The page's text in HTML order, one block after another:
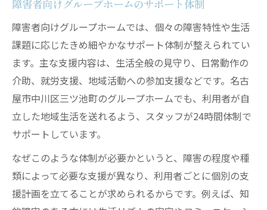
障害者向けグループホームのサポート体制
障害者向けグループホームでは、個々の障害特性や生活
課題に応じたきめ細やかなサポート体制が整えられてい
ます。主な支援内容は、生活全般の見守り、日常動作の
介助、就労支援、地域活動への参加支援などです。名古
屋市中川区三ツ池町のグループホームでも、利用者が自
立した地域生活を送れるよう、スタッフが24時間体制で
サポートしています。
なぜこのような体制が必要かというと、障害の程度や種
類によって必要な支援が異なり、利用者ごとに個別の支
援計画を立てることが求められるからです。例えば、知